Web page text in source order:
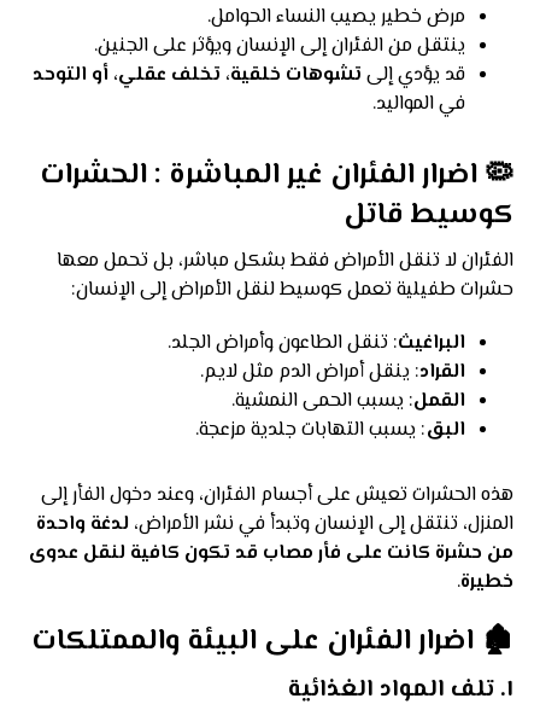
مرض خطير يصيب النساء الحوامل.
ينتقل من الفئران إلى الإنسان ويؤثر على الجنين.
قد يؤدي إلى تشوهات خلقية، تخلف عقلي، أو التوحد
في المواليد.
🦠 اضرار الفئران غير المباشرة : الحشرات
كوسيط قاتل
الفئران لا تنقل الأمراض فقط بشكل مباشر، بل تحمل معها
حشرات طفيلية تعمل كوسيط لنقل الأمراض إلى الإنسان:
البراغيث: تنقل الطاعون وأمراض الجلد.
القراد: ينقل أمراض الدم مثل لايم.
القمل: يسبب الحمى النمشية.
البق: يسبب التهابات جلدية مزعجة.
هذه الحشرات تعيش على أجسام الفئران، وعند دخول الفأر إلى
المنزل، تنتقل إلى الإنسان وتبدأ في نشر الأمراض، لدغة واحدة
من حشرة كانت على فأر مصاب قد تكون كافية لنقل عدوى
خطيرة.
🏚️ اضرار الفئران على البيئة والممتلكات
١. تلف المواد الغذائية